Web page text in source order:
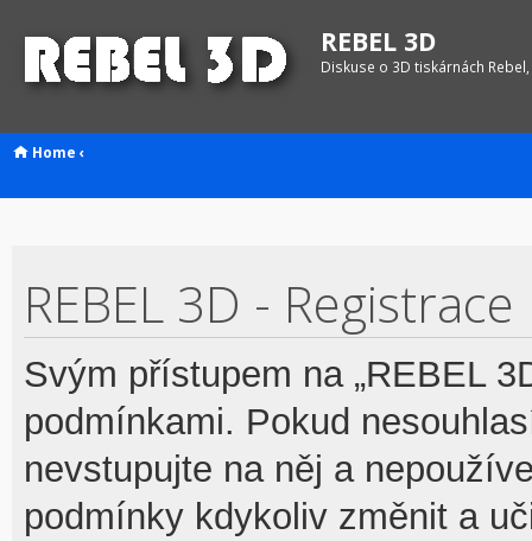
REBEL 3D
Diskuse o 3D tiskárnách
Home ‹
REBEL 3D - Registrace
Svým přístupem na „REBEL
podmínkami. Pokud
nevstupujte na něj a
podmínky kdykoliv změnit a